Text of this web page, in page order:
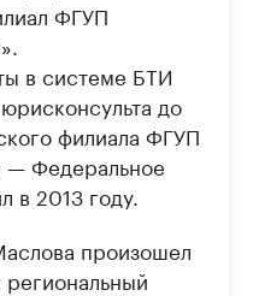
ФГУП
в системе БТИ
до
филиала ФГУП
— Федеральное
в 2013 году.
произошел